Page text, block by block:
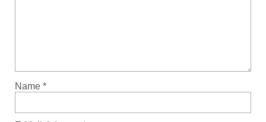
Name *